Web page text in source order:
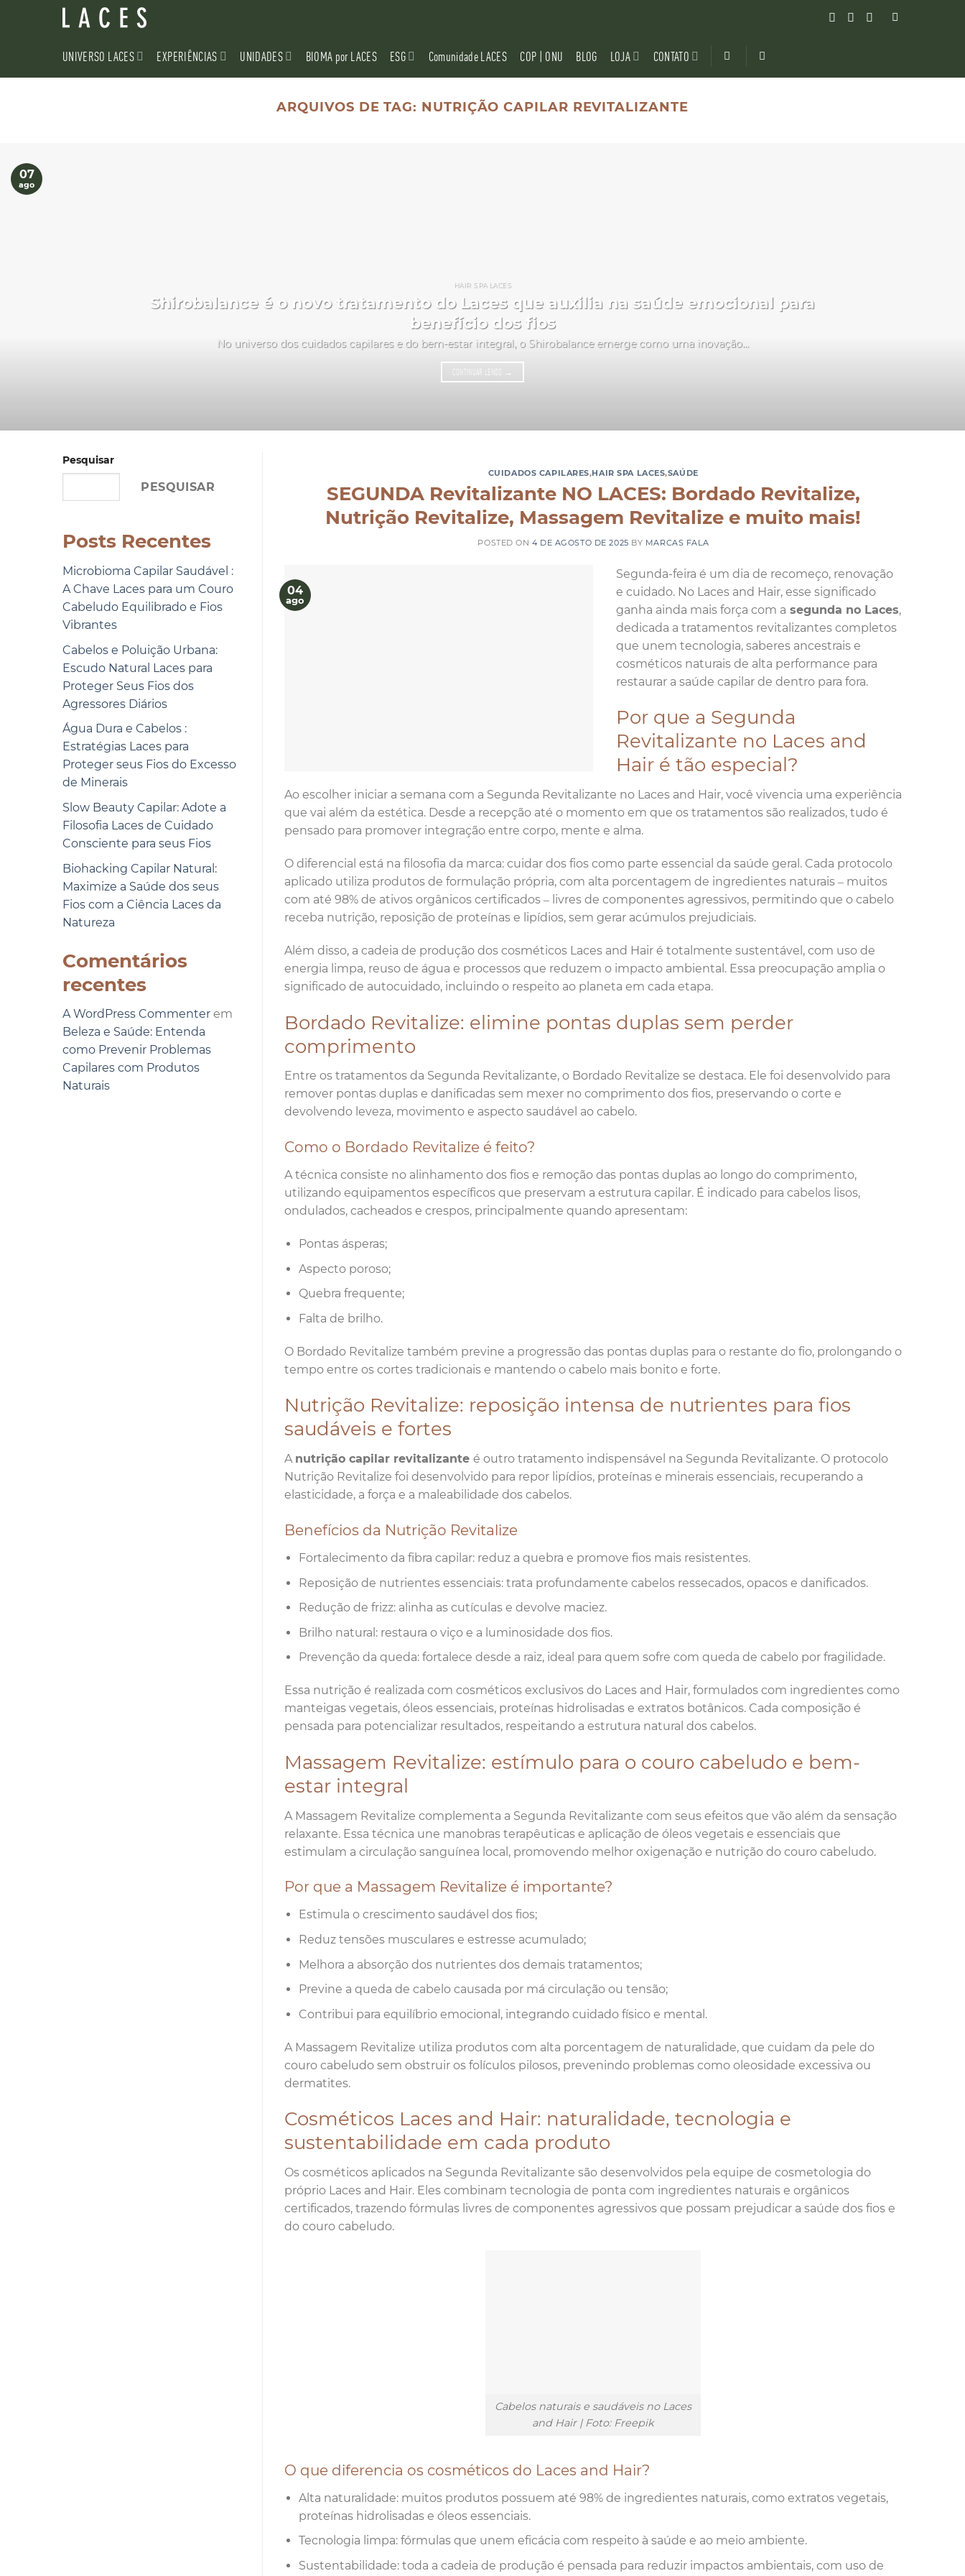
UNIVERSO LACES EXPERIÊNCIAS UNIDADES BIOMA por LACES ESG Comunidade LACES COP | ONU BLOG LOJA CONTATO
ARQUIVOS DE TAG: NUTRIÇÃO CAPILAR REVITALIZANTE
HAIR SPA LACES
Shirobalance é o novo tratamento do Laces que auxilia na saúde emocional para
benefício dos fios
No universo dos cuidados capilares e do bem-estar integral, o Shirobalance emerge como uma inovação...
CONTINUAR LENDO →
07
ago
Pesquisar
PESQUISAR
Posts Recentes
Microbioma Capilar Saudável :
A Chave Laces para um Couro
Cabeludo Equilibrado e Fios
Vibrantes
Cabelos e Poluição Urbana:
Escudo Natural Laces para
Proteger Seus Fios dos
Agressores Diários
Água Dura e Cabelos :
Estratégias Laces para
Proteger seus Fios do Excesso
de Minerais
Slow Beauty Capilar: Adote a
Filosofia Laces de Cuidado
Consciente para seus Fios
Biohacking Capilar Natural:
Maximize a Saúde dos seus
Fios com a Ciência Laces da
Natureza
Comentários
recentes
A WordPress Commenter em
Beleza e Saúde: Entenda
como Prevenir Problemas
Capilares com Produtos
Naturais
CUIDADOS CAPILARES,HAIR SPA LACES,SAÚDE
SEGUNDA Revitalizante NO LACES: Bordado Revitalize,
Nutrição Revitalize, Massagem Revitalize e muito mais!
POSTED ON4 DE AGOSTO DE 2025 BY MARCAS FALA
04
ago
Segunda-feira é um dia de recomeço, renovação
e cuidado. No Laces and Hair, esse significado
ganha ainda mais força com a segunda no Laces,
dedicada a tratamentos revitalizantes completos
que unem tecnologia, saberes ancestrais e
cosméticos naturais de alta performance para
restaurar a saúde capilar de dentro para fora.
Por que a Segunda
Revitalizante no Laces and
Hair é tão especial?
Ao escolher iniciar a semana com a Segunda Revitalizante no Laces and Hair, você vivencia uma experiência
que vai além da estética. Desde a recepção até o momento em que os tratamentos são realizados, tudo é
pensado para promover integração entre corpo, mente e alma.
O diferencial está na filosofia da marca: cuidar dos fios como parte essencial da saúde geral. Cada protocolo
aplicado utiliza produtos de formulação própria, com alta porcentagem de ingredientes naturais – muitos
com até 98% de ativos orgânicos certificados – livres de componentes agressivos, permitindo que o cabelo
receba nutrição, reposição de proteínas e lipídios, sem gerar acúmulos prejudiciais.
Além disso, a cadeia de produção dos cosméticos Laces and Hair é totalmente sustentável, com uso de
energia limpa, reuso de água e processos que reduzem o impacto ambiental. Essa preocupação amplia o
significado de autocuidado, incluindo o respeito ao planeta em cada etapa.
Bordado Revitalize: elimine pontas duplas sem perder
comprimento
Entre os tratamentos da Segunda Revitalizante, o Bordado Revitalize se destaca. Ele foi desenvolvido para
remover pontas duplas e danificadas sem mexer no comprimento dos fios, preservando o corte e
devolvendo leveza, movimento e aspecto saudável ao cabelo.
Como o Bordado Revitalize é feito?
A técnica consiste no alinhamento dos fios e remoção das pontas duplas ao longo do comprimento,
utilizando equipamentos específicos que preservam a estrutura capilar. É indicado para cabelos lisos,
ondulados, cacheados e crespos, principalmente quando apresentam:
Pontas ásperas;
Aspecto poroso;
Quebra frequente;
Falta de brilho.
O Bordado Revitalize também previne a progressão das pontas duplas para o restante do fio, prolongando o
tempo entre os cortes tradicionais e mantendo o cabelo mais bonito e forte.
Nutrição Revitalize: reposição intensa de nutrientes para fios
saudáveis e fortes
A nutrição capilar revitalizante é outro tratamento indispensável na Segunda Revitalizante. O protocolo
Nutrição Revitalize foi desenvolvido para repor lipídios, proteínas e minerais essenciais, recuperando a
elasticidade, a força e a maleabilidade dos cabelos.
Benefícios da Nutrição Revitalize
Fortalecimento da fibra capilar: reduz a quebra e promove fios mais resistentes.
Reposição de nutrientes essenciais: trata profundamente cabelos ressecados, opacos e danificados.
Redução de frizz: alinha as cutículas e devolve maciez.
Brilho natural: restaura o viço e a luminosidade dos fios.
Prevenção da queda: fortalece desde a raiz, ideal para quem sofre com queda de cabelo por fragilidade.
Essa nutrição é realizada com cosméticos exclusivos do Laces and Hair, formulados com ingredientes como
manteigas vegetais, óleos essenciais, proteínas hidrolisadas e extratos botânicos. Cada composição é
pensada para potencializar resultados, respeitando a estrutura natural dos cabelos.
Massagem Revitalize: estímulo para o couro cabeludo e bem-
estar integral
A Massagem Revitalize complementa a Segunda Revitalizante com seus efeitos que vão além da sensação
relaxante. Essa técnica une manobras terapêuticas e aplicação de óleos vegetais e essenciais que
estimulam a circulação sanguínea local, promovendo melhor oxigenação e nutrição do couro cabeludo.
Por que a Massagem Revitalize é importante?
Estimula o crescimento saudável dos fios;
Reduz tensões musculares e estresse acumulado;
Melhora a absorção dos nutrientes dos demais tratamentos;
Previne a queda de cabelo causada por má circulação ou tensão;
Contribui para equilíbrio emocional, integrando cuidado físico e mental.
A Massagem Revitalize utiliza produtos com alta porcentagem de naturalidade, que cuidam da pele do
couro cabeludo sem obstruir os folículos pilosos, prevenindo problemas como oleosidade excessiva ou
dermatites.
Cosméticos Laces and Hair: naturalidade, tecnologia e
sustentabilidade em cada produto
Os cosméticos aplicados na Segunda Revitalizante são desenvolvidos pela equipe de cosmetologia do
próprio Laces and Hair. Eles combinam tecnologia de ponta com ingredientes naturais e orgânicos
certificados, trazendo fórmulas livres de componentes agressivos que possam prejudicar a saúde dos fios e
do couro cabeludo.
Cabelos naturais e saudáveis no Laces
and Hair | Foto: Freepik
O que diferencia os cosméticos do Laces and Hair?
Alta naturalidade: muitos produtos possuem até 98% de ingredientes naturais, como extratos vegetais,
proteínas hidrolisadas e óleos essenciais.
Tecnologia limpa: fórmulas que unem eficácia com respeito à saúde e ao meio ambiente.
Sustentabilidade: toda a cadeia de produção é pensada para reduzir impactos ambientais, com uso de